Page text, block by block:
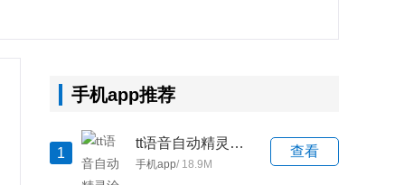
手机app推荐
1
tt语音自动精灵涂鸦脚本
手机app/ 18.9M
查看